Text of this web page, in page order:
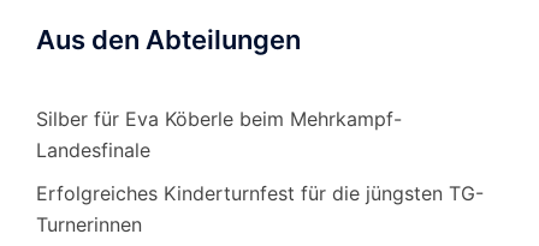
Aus den Abteilungen
Silber für Eva Köberle beim Mehrkampf-
Landesfinale
Erfolgreiches Kinderturnfest für die jüngsten TG-
Turnerinnen